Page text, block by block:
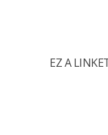
EZ A